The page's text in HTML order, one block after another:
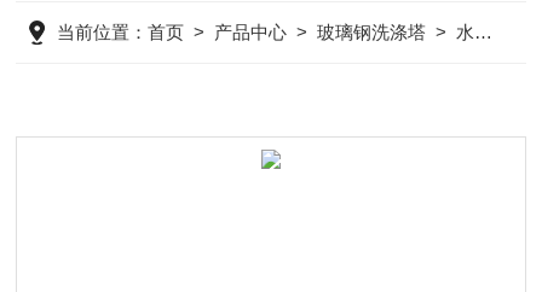
当前位置：首页 > 产品中心 >玻璃钢洗涤塔 > 水洗塔